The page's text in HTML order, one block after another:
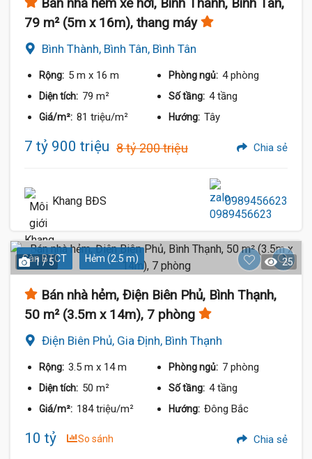
79 m² (5m x 16m), thang máy
Bình Thành, Bình Tân, Bình Tân
Rộng: 5 m x 16 m Phòng ngủ: 4 phòng
Diện tích: 79 m² Số tầng: 4 tầng
Giá/m²: 81 triệu/m² Hướng: Tây
7 tỷ 900 triệu 8 tỷ 200 triệu Chia sẻ
Khang BĐS 0989456623
Sàn BTCT Hẻm (2.5 m)
1 / 5 25
Bán nhà hẻm, Điện Biên Phủ, Bình Thạnh,
50 m² (3.5m x 14m), 7 phòng
Điện Biên Phủ, Gia Định, Bình Thạnh
Rộng: 3.5 m x 14 m Phòng ngủ: 7 phòng
Diện tích: 50 m² Số tầng: 4 tầng
Giá/m²: 184 triệu/m² Hướng: Đông Bắc
10 tỷ So sánh Chia sẻ